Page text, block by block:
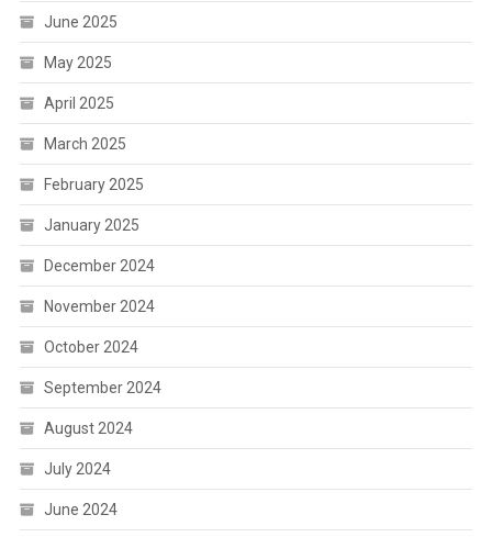
June 2025
May 2025
April 2025
March 2025
February 2025
January 2025
December 2024
November 2024
October 2024
September 2024
August 2024
July 2024
June 2024